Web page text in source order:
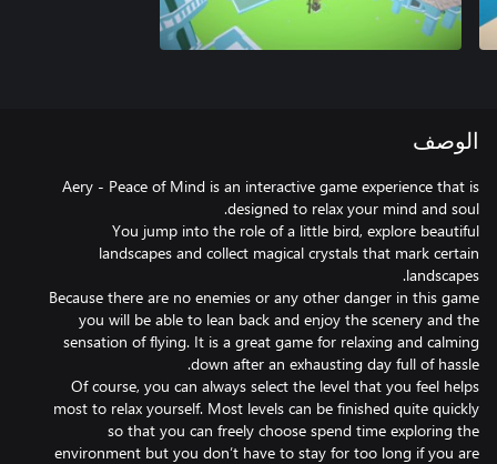
الوصف
Aery - Peace of Mind is an interactive game experience that is
You jump into the role of a little bird, explore beautiful
landscapes and collect magical crystals that mark certain
Because there are no enemies or any other danger in this game
you will be able to lean back and enjoy the scenery and the
sensation of flying. It is a great game for relaxing and calming
Of course, you can always select the level that you feel helps
most to relax yourself. Most levels can be finished quite quickly
so that you can freely choose spend time exploring the
environment but you don’t have to stay for too long if you are